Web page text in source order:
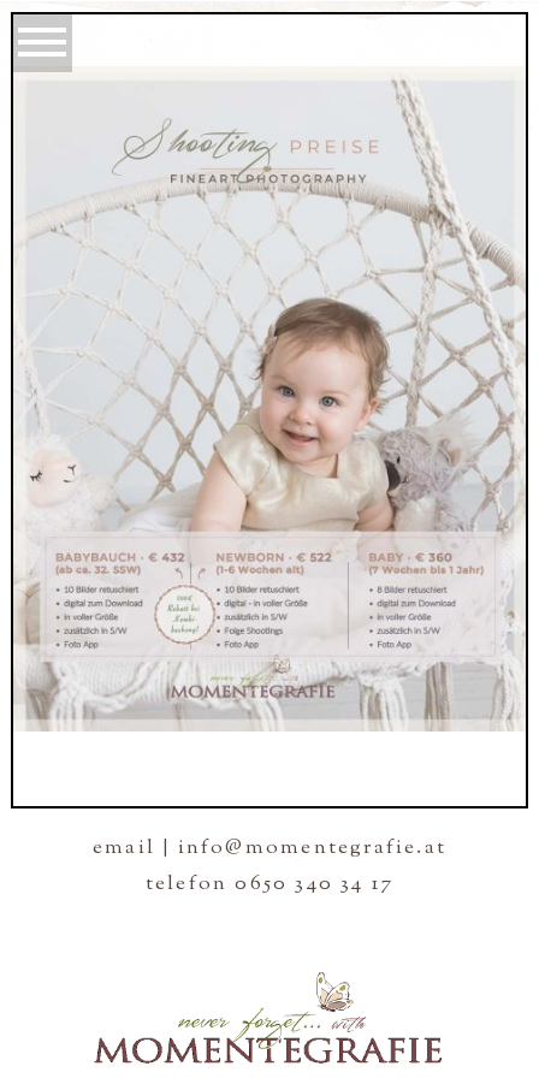
email | info@momentegrafie.at
telefon 0650 340 34 17